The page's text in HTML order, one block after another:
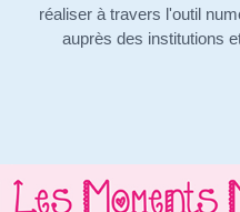
réaliser à travers l'outil
auprès des institutions